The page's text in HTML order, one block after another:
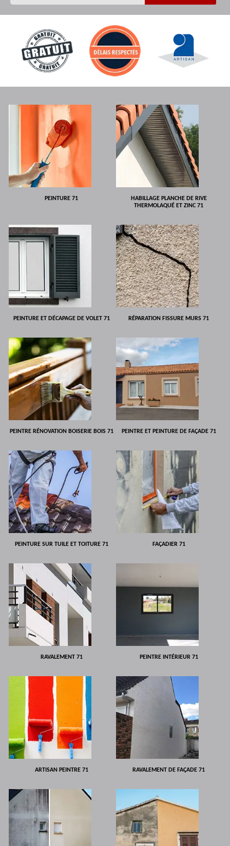
PEINTURE 71
HABILLAGE PLANCHE DE RIVE
THERMOLAQUÉ ET ZINC 71
PEINTURE ET DÉCAPAGE DE VOLET 71 RÉPARATION FISSURE MURS 71
PEINTRE RÉNOVATION BOISERIE BOIS 71 PEINTRE ET PEINTURE DE FAÇADE 71
PEINTURE SUR TUILE ET TOITURE 71 FAÇADIER 71
RAVALEMENT 71 PEINTRE INTÉRIEUR 71
ARTISAN PEINTRE 71 RAVALEMENT DE FAÇADE 71